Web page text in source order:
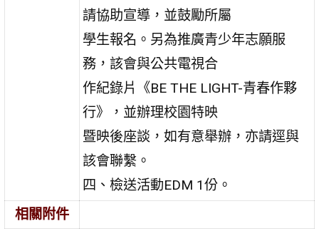
請協助宣導，並鼓勵所屬
學生報名。另為推廣青少年志願服
務，該會與公共電視合
作紀錄片《BE THE LIGHT-青春作夥
行》，並辦理校園特映
暨映後座談，如有意舉辦，亦請逕與
該會聯繫。
四、檢送活動EDM 1份。
相關附件